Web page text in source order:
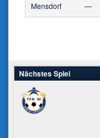
Mensdorf —
Nächstes Spiel